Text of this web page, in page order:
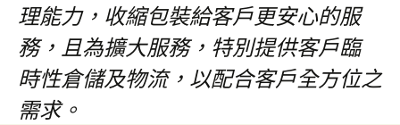
理能力，收縮包裝給客戶更安心的服
務，且為擴大服務，特別提供客戶臨
時性倉儲及物流，以配合客戶全方位之
需求。